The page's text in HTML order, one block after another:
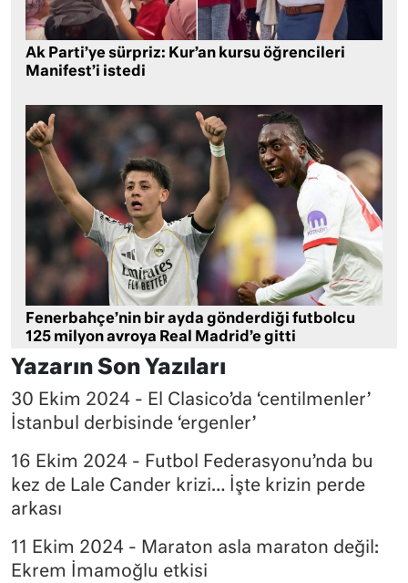
Ak Parti’ye sürpriz: Kur’an kursu öğrencileri
Manifest’i istedi
Fenerbahçe’nin bir ayda gönderdiği futbolcu
125 milyon avroya Real Madrid’e gitti
Yazarın Son Yazıları
30 Ekim 2024 - El Clasico’da ‘centilmenler’
İstanbul derbisinde ‘ergenler’
16 Ekim 2024 - Futbol Federasyonu’nda bu
kez de Lale Cander krizi… İşte krizin perde
arkası
11 Ekim 2024 - Maraton asla maraton değil:
Ekrem İmamoğlu etkisi